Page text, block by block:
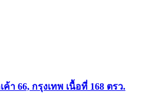
า 66, กรุงเทพ เนื้อที่ 168 ตรว.